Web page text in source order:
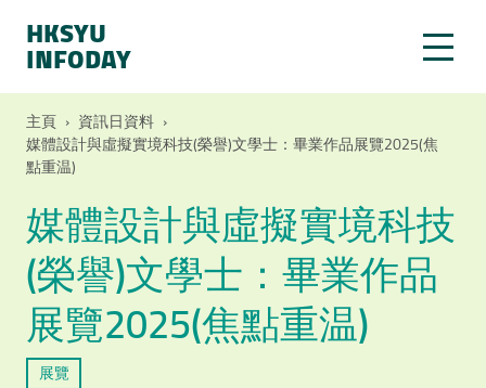
HKSYU
INFODAY
主頁 › 資訊日資料 ›
媒體設計與虛擬實境科技(榮譽)文學士：畢業作品展覽2025(焦
點重温)
媒體設計與虛擬實境科技
(榮譽)文學士：畢業作品
展覽2025(焦點重温)
展覽